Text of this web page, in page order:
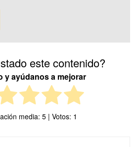
este contenido?
y ayúdanos a mejorar
media: 5| Votos: 1